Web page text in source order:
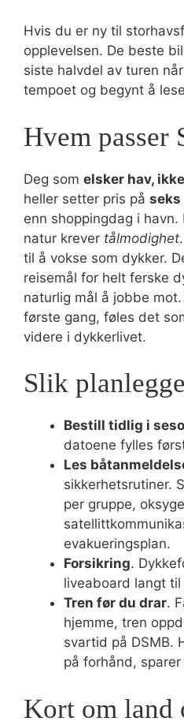
Hvis du er ny til
opplevelsen. De beste
siste halvdel av turen
tempoet og begynt å
Hvem passer
Deg som elsker hav,
heller setter pris på seks
enn shoppingdag i
natur krever tålmodighet
til å vokse som dykker.
reisemål for helt ferske
naturlig mål å jobbe
første gang, føles det
videre i dykkerlivet.
Slik
Bestill tidlig i
datoene fylles
Les
sikkerhetsrutiner.
per gruppe,
evakueringsplan.
Forsikring.
liveaboard langt
Tren før du drar.
hjemme, tren
svartid på DSMB.
på forhånd,
Kort om land